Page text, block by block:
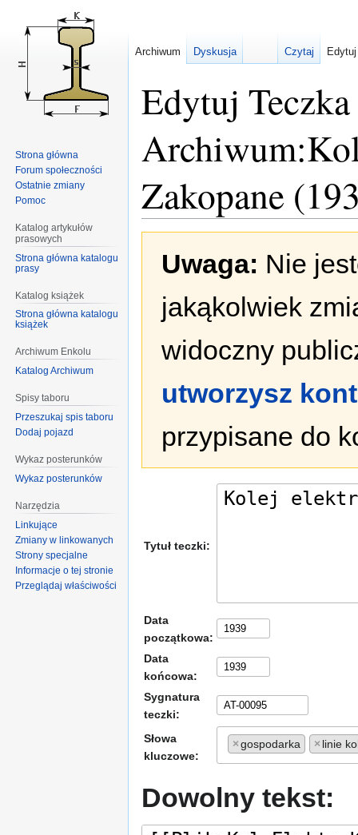
Edytuj
Zakopane
nawigacji
wyszukiwania
Uwaga: Nie
jakąkolwiek
widoczny
utworzysz
przypisane do
Tytuł teczki:
Data
początkowa:
Data
końcowa:
Sygnatura
teczki:
Słowa
kluczowe:
×gospodarka × linie
Dowolny tekst:
Archiwum Dyskusja Czytaj
Strona główna
Forum społeczności
Ostatnie zmiany
Pomoc
Katalog artykułów
prasowych
Strona główna katalogu
prasy
Katalog książek
Strona główna katalogu
książek
Archiwum Enkolu
Katalog Archiwum
Spisy taboru
Przeszukaj spis taboru
Dodaj pojazd
Wykaz posterunków
Wykaz posterunków
Narzędzia
Linkujące
Zmiany w linkowanych
Strony specjalne
Informacje o tej stronie
Przeglądaj właściwości